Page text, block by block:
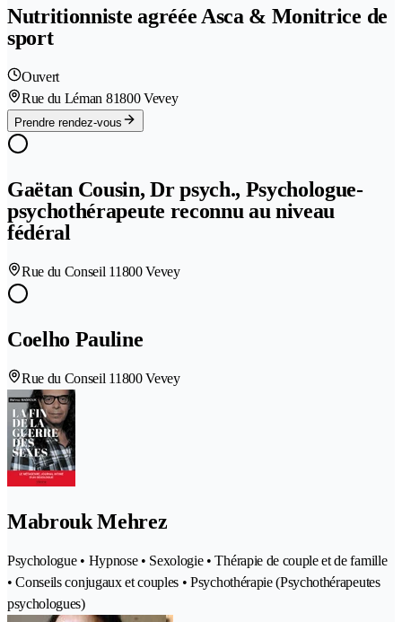
Nutritionniste agréée Asca & Monitrice de
sport
Ouvert
Rue du Léman 81800 Vevey
Prendre rendez-vous
Gaëtan Cousin, Dr psych., Psychologue-
psychothérapeute reconnu au niveau
fédéral
Rue du Conseil 11800 Vevey
Coelho Pauline
Rue du Conseil 11800 Vevey
Mabrouk Mehrez
Psychologue • Hypnose • Sexologie • Thérapie de couple et de famille
• Conseils conjugaux et couples • Psychothérapie (Psychothérapeutes
psychologues)